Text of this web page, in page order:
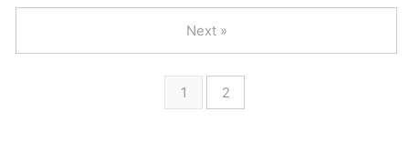
1 2
Next »